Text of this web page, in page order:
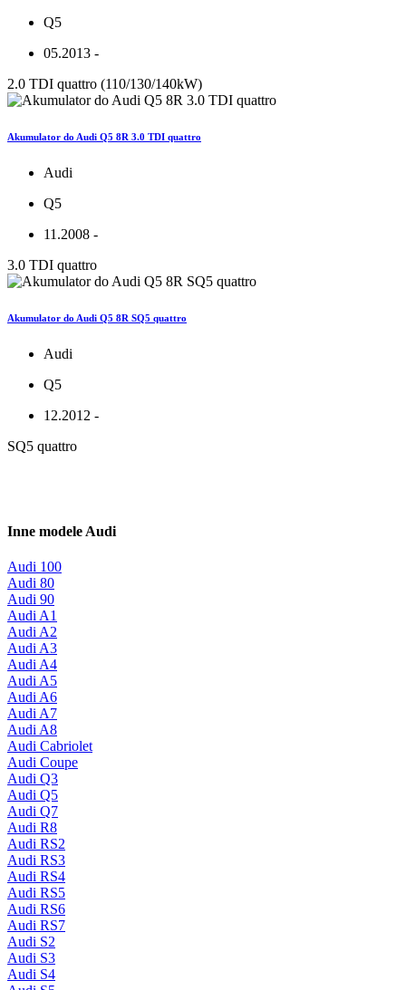
Q5
05.2013 -
2.0 TDI quattro (110/130/140kW)
Akumulator do Audi Q5 8R 3.0 TDI quattro
Audi
Q5
11.2008 -
3.0 TDI quattro
Akumulator do Audi Q5 8R SQ5 quattro
Audi
Q5
12.2012 -
SQ5 quattro
Inne modele Audi
Audi 100
Audi 80
Audi 90
Audi A1
Audi A2
Audi A3
Audi A4
Audi A5
Audi A6
Audi A7
Audi A8
Audi Cabriolet
Audi Coupe
Audi Q3
Audi Q5
Audi Q7
Audi R8
Audi RS2
Audi RS3
Audi RS4
Audi RS5
Audi RS6
Audi RS7
Audi S2
Audi S3
Audi S4